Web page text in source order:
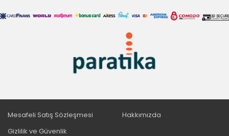
Mesafeli Satış Sözleşmesi
Gizlilik ve Güvenlik
Hakkımızda